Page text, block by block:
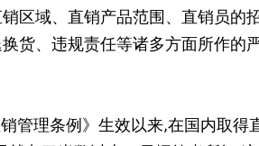
区域、直销产品范围、直销员的
货、违规责任等诸多方面所作的
管理条例》生效以来,在国内取得